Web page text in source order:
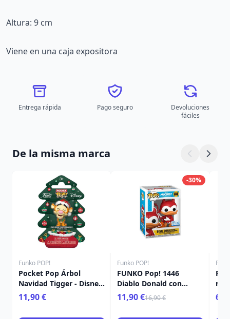
Altura: 9 cm
Viene en una caja expositora
Entrega rápida Pago seguro
Devoluciones
fáciles
De la misma marca
Funko POP!
Pocket Pop Árbol
Navidad Tigger - Disney
Winnie The Pooh
11,90 €
-30%
Funko POP!
FUNKO Pop! 1446
Diablo Donald con
calabaza - Disney
11,90 €16,90 €